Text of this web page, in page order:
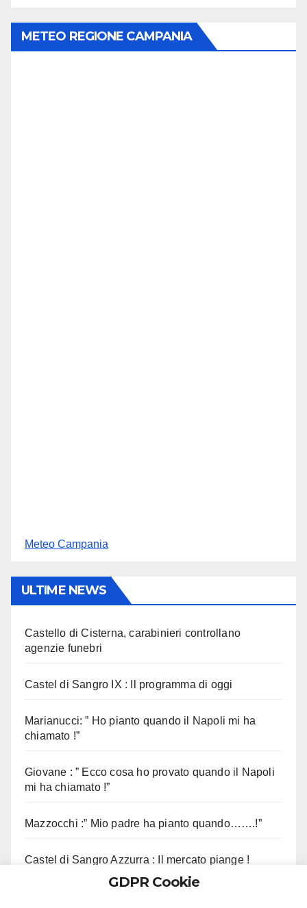
METEO REGIONE CAMPANIA
Meteo Campania
ULTIME NEWS
Castello di Cisterna, carabinieri controllano
agenzie funebri
Castel di Sangro IX : Il programma di oggi
Marianucci: ” Ho pianto quando il Napoli mi ha
chiamato !”
Giovane : ” Ecco cosa ho provato quando il Napoli
mi ha chiamato !”
Mazzocchi :” Mio padre ha pianto quando…….!”
Castel di Sangro Azzurra : Il mercato piange !
GDPR Cookie